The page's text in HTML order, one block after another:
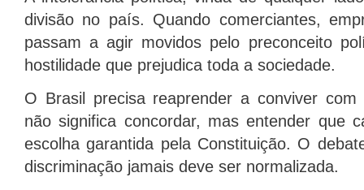
divisão no país. Quando comerciantes,
passam a agir movidos pelo preconceito
hostilidade que prejudica toda a sociedade.
O Brasil precisa reaprender a conviver com
não significa concordar, mas entender que
escolha garantida pela Constituição. O
discriminação jamais deve ser normalizada.